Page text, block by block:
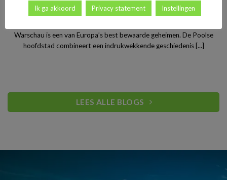
Stedentrip Warschau: ontdek de verrassende charme van
Polen’s bruisende hoofdstad
Warschau is een van Europa’s best bewaarde geheimen. De Poolse
hoofdstad combineert een indrukwekkende geschiedenis [...]
LEES ALLE BLOGS
Ik ga akkoord Privacy statement Instellingen